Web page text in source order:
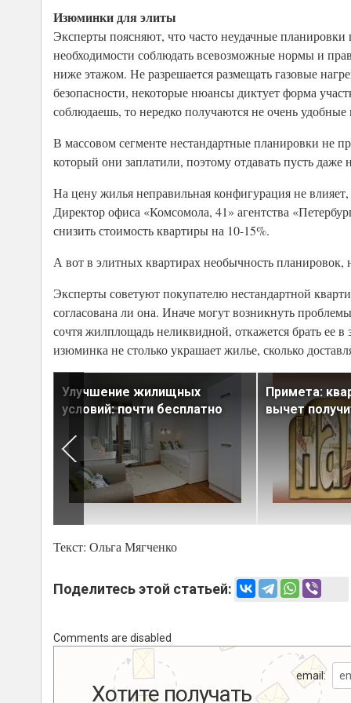
Изюминки для элиты
Эксперты поясняют, что часто неудачные
необходимости соблюдать всевозможные нормы и
ниже этажом. Не разрешается размещать газовые
безопасности, некоторые нюансы диктует форма
соблюдаешь, то нередко получаются не очень
В массовом сегменте нестандартные планировки не
который они заплатили, поэтому отдавать пусть
На цену жилья неправильная конфигурация не
Директор офиса «Комсомола, 41» агентства
снизить стоимость квартиры на 10-15%.
А вот в элитных квартирах необычность планировок,
Эксперты советуют покупателю нестандартной
согласована ли она. Иначе могут возникнуть
сочтя жилплощадь неликвидной, откажется брать ее
изюминка не столько украшает жилье, сколько
Улучшение жилищных
условий: почти бесплатно
Примета:
вычет
Текст: Ольга Мягченко
Поделитесь этой статьей:
Comments are disabled
Хотите получать
email: